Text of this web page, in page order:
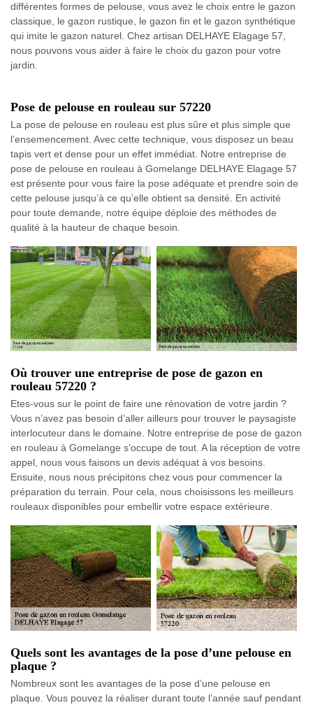
différentes formes de pelouse, vous avez le choix entre le gazon
classique, le gazon rustique, le gazon fin et le gazon synthétique
qui imite le gazon naturel. Chez artisan DELHAYE Elagage 57,
nous pouvons vous aider à faire le choix du gazon pour votre
jardin.
Pose de pelouse en rouleau sur 57220
La pose de pelouse en rouleau est plus sûre et plus simple que
l’ensemencement. Avec cette technique, vous disposez un beau
tapis vert et dense pour un effet immédiat. Notre entreprise de
pose de pelouse en rouleau à Gomelange DELHAYE Elagage 57
est présente pour vous faire la pose adéquate et prendre soin de
cette pelouse jusqu’à ce qu’elle obtient sa densité. En activité
pour toute demande, notre équipe déploie des méthodes de
qualité à la hauteur de chaque besoin.
Où trouver une entreprise de pose de gazon en
rouleau 57220 ?
Etes-vous sur le point de faire une rénovation de votre jardin ?
Vous n’avez pas besoin d’aller ailleurs pour trouver le paysagiste
interlocuteur dans le domaine. Notre entreprise de pose de gazon
en rouleau à Gomelange s’occupe de tout. A la réception de votre
appel, nous vous faisons un devis adéquat à vos besoins.
Ensuite, nous nous précipitons chez vous pour commencer la
préparation du terrain. Pour cela, nous choisissons les meilleurs
rouleaux disponibles pour embellir votre espace extérieure.
Quels sont les avantages de la pose d’une pelouse en
plaque ?
Nombreux sont les avantages de la pose d’une pelouse en
plaque. Vous pouvez la réaliser durant toute l’année sauf pendant